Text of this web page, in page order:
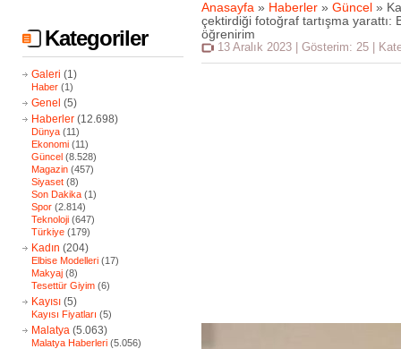
Kategoriler
Galeri (1)
Haber (1)
Genel (5)
Haberler (12.698)
Dünya (11)
Ekonomi (11)
Güncel (8.528)
Magazin (457)
Siyaset (8)
Son Dakika (1)
Spor (2.814)
Teknoloji (647)
Türkiye (179)
Kadın (204)
Elbise Modelleri (17)
Makyaj (8)
Tesettür Giyim (6)
Kayısı (5)
Kayısı Fiyatları (5)
Malatya (5.063)
Malatya Haberleri (5.056)
Anasayfa » Haberler » Güncel »
çektirdiği fotoğraf tartışma yarattı:
öğrenirim
13 Aralık 2023 | Gösterim: 25 |